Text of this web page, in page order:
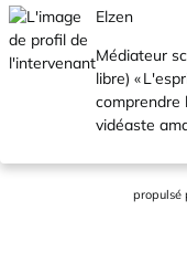
Elzen
Médiateur
libre) «
comprendre
vidéaste
propulsé